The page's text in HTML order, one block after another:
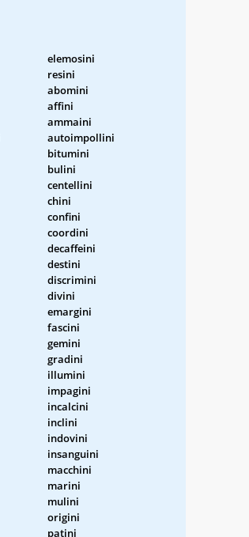
elemosini
resini
abomini
affini
ammaini
autoimpollini
bitumini
bulini
centellini
chini
confini
coordini
decaffeini
destini
discrimini
divini
emargini
fascini
gemini
gradini
illumini
impagini
incalcini
inclini
indovini
insanguini
macchini
marini
mulini
origini
patini